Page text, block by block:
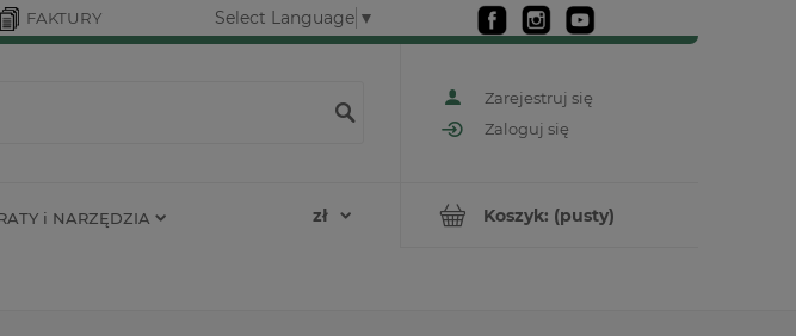
FAKTURY Select Language ▼
Zarejestruj się
Zaloguj się
Koszyk: (pusty)
i NARZĘDZIA